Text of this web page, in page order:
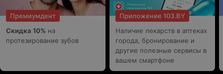
Премиумдент
Скидка 10% на
протезирование зубов
Приложение 103.BY
Наличие лекарств в аптеках
города, бронирование и
другие полезные сервисы в
вашем смартфоне